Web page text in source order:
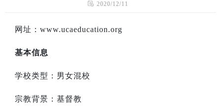
2020/12/11
网址： www.ucaeducation.org
基本信息
学校类型：男女混校
宗教背景：基督教